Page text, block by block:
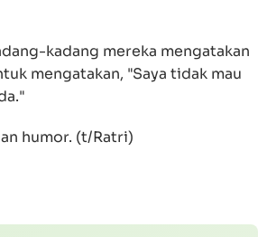
kadang mereka mengatakan
mengatakan, "Saya tidak mau
humor. (t/Ratri)